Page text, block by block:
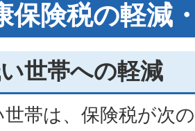
保険税の軽減
世帯への軽減
世帯は、保険税が次